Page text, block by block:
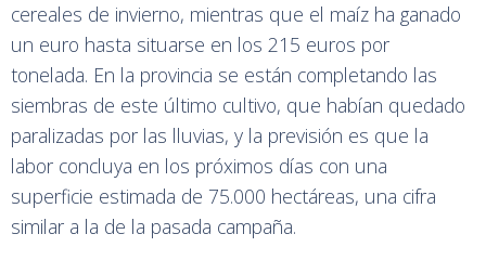
cereales de invierno, mientras que el maíz ha ganado
un euro hasta situarse en los 215 euros por
tonelada. En la provincia se están completando las
siembras de este último cultivo, que habían quedado
paralizadas por las lluvias, y la previsión es que la
labor concluya en los próximos días con una
superficie estimada de 75.000 hectáreas, una cifra
similar a la de la pasada campaña.